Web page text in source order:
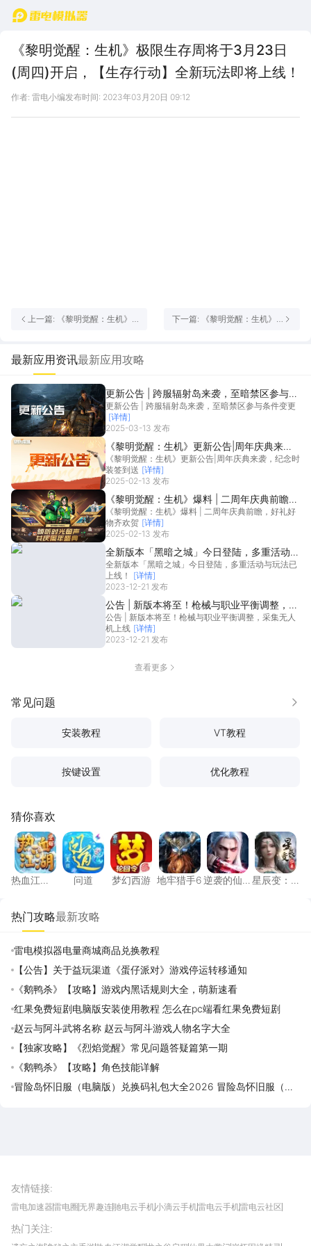
首页
《黎明觉醒：生机》极限生存周将于3月23日
(周四)开启，【生存行动】全新玩法即将上线！
作者: 雷电小编发布时间: 2023年03月20日 09:12
上一篇: 《黎明觉醒：生机》3
下一篇: 《黎明觉醒：生机》3
最新应用资讯最新应用攻略
更新公告 | 跨服辐射岛来袭，至暗禁区参与条
件变更
更新公告 | 跨服辐射岛来袭，至暗禁区参与条件变更
[详情]
2025-03-13 发布
《黎明觉醒：生机》更新公告|周年庆典来
袭，纪念时装签到送
《黎明觉醒：生机》更新公告|周年庆典来袭，纪念时
装签到送 [详情]
2025-02-13 发布
《黎明觉醒：生机》爆料 | 二周年庆典前瞻，
好礼好物齐欢贺
《黎明觉醒：生机》爆料 | 二周年庆典前瞻，好礼好
物齐欢贺 [详情]
2025-02-13 发布
全新版本「黑暗之城」今日登陆，多重活动与
玩法已上线！
全新版本「黑暗之城」今日登陆，多重活动与玩法已
上线！
[详情]
2023-12-21 发布
公告 | 新版本将至！枪械与职业平衡调整，采
集无人机上线
公告 | 新版本将至！枪械与职业平衡调整，采集无人
机上线 [详情]
2023-12-21 发布
查看更多
常见问题 更多
安装教程 VT教程
按键设置 优化教程
猜你喜欢
热血江湖：觉醒
热血江
问道
问道
梦幻西游
梦幻西游
地牢猎手6
地牢猎手6
逆袭的仙王
逆袭的仙
星辰
星辰变：
热门攻略最新攻略
雷电模拟器电量商城商品兑换教程
【公告】关于益玩渠道《蛋仔派对》游戏停运转移通知
《鹅鸭杀》【攻略】游戏内黑话规则大全，萌新速看
红果免费短剧电脑版安装使用教程 怎么在pc端看红果免费短剧
赵云与阿斗武将名称 赵云与阿斗游戏人物名字大全
【独家攻略】《烈焰觉醒》常见问题答疑篇第一期
《鹅鸭杀》【攻略】角色技能详解
冒险岛怀旧服（电脑版）兑换码礼包大全2026 冒险岛怀旧服（电
友情链接:
雷电加速器雷电圈无界趣连驰电云手机小滴云手机雷电云手机雷电云社区
我爱vr网华军软件园
热门关注: